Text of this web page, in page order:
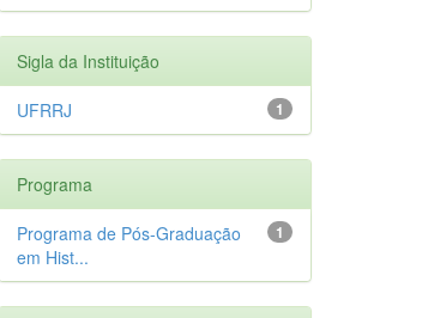
Sigla da Instituição
1
UFRRJ
Programa
1
Programa de Pós-Graduação
em Hist...